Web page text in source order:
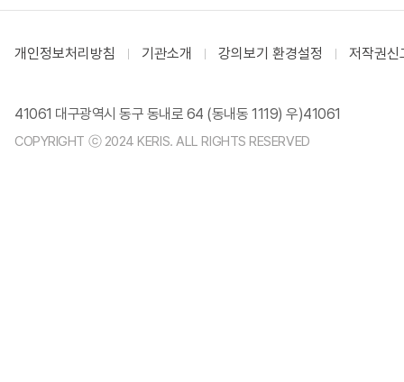
개인정보처리방침 기관소개 강의보기 환경설정 저작권신
41061 대구광역시 동구 동내로 64 (동내동 1119) 우)41061
COPYRIGHT ⓒ 2024 KERIS. ALL RIGHTS RESERVED